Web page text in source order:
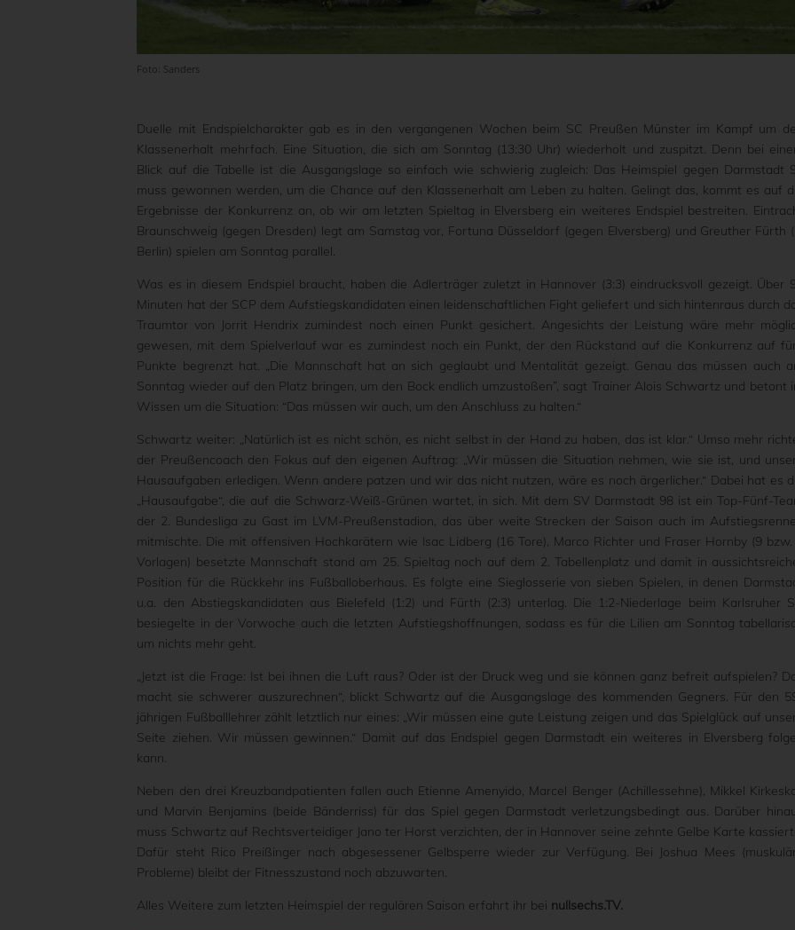
Foto: Sanders
Duelle mit Endspielcharakter gab es in den vergangenen Wochen beim SC Preußen Münster im Kampf um
Klassenerhalt mehrfach. Eine Situation, die sich am Sonntag (13:30 Uhr) wiederholt und zuspitzt. Denn bei
Blick auf die Tabelle ist die Ausgangslage so einfach wie schwierig zugleich: Das Heimspiel gegen Darmstadt
muss gewonnen werden, um die Chance auf den Klassenerhalt am Leben zu halten. Gelingt das, kommt es auf
Ergebnisse der Konkurrenz an, ob wir am letzten Spieltag in Elversberg ein weiteres Endspiel bestreiten.
Braunschweig (gegen Dresden) legt am Samstag vor, Fortuna Düsseldorf (gegen Elversberg) und Greuther Fürth
Berlin) spielen am Sonntag parallel.
Was es in diesem Endspiel braucht, haben die Adlerträger zuletzt in Hannover (3:3) eindrucksvoll gezeigt. Über
Minuten hat der SCP dem Aufstiegskandidaten einen leidenschaftlichen Fight geliefert und sich hintenraus durch
Traumtor von Jorrit Hendrix zumindest noch einen Punkt gesichert. Angesichts der Leistung wäre mehr
gewesen, mit dem Spielverlauf war es zumindest noch ein Punkt, der den Rückstand auf die Konkurrenz auf
Punkte begrenzt hat. „Die Mannschaft hat an sich geglaubt und Mentalität gezeigt. Genau das müssen auch
Sonntag wieder auf den Platz bringen, um den Bock endlich umzustoßen”, sagt Trainer Alois Schwartz und betont
Wissen um die Situation: “Das müssen wir auch, um den Anschluss zu halten.“
Schwartz weiter: „Natürlich ist es nicht schön, es nicht selbst in der Hand zu haben, das ist klar.“ Umso mehr
der Preußencoach den Fokus auf den eigenen Auftrag: „Wir müssen die Situation nehmen, wie sie ist, und
Hausaufgaben erledigen. Wenn andere patzen und wir das nicht nutzen, wäre es noch ärgerlicher.“ Dabei hat es
„Hausaufgabe“, die auf die Schwarz-Weiß-Grünen wartet, in sich. Mit dem SV Darmstadt 98 ist ein Top-Fünf-
der 2. Bundesliga zu Gast im LVM-Preußenstadion, das über weite Strecken der Saison auch im
mitmischte. Die mit offensiven Hochkarätern wie Isac Lidberg (16 Tore), Marco Richter und Fraser Hornby (9
Vorlagen) besetzte Mannschaft stand am 25. Spieltag noch auf dem 2. Tabellenplatz und damit in
Position für die Rückkehr ins Fußballoberhaus. Es folgte eine Sieglosserie von sieben Spielen, in denen
u.a. den Abstiegskandidaten aus Bielefeld (1:2) und Fürth (2:3) unterlag. Die 1:2-Niederlage beim Karlsruher
besiegelte in der Vorwoche auch die letzten Aufstiegshoffnungen, sodass es für die Lilien am Sonntag
um nichts mehr geht.
„Jetzt ist die Frage: Ist bei ihnen die Luft raus? Oder ist der Druck weg und sie können ganz befreit aufspielen?
macht sie schwerer auszurechnen“, blickt Schwartz auf die Ausgangslage des kommenden Gegners. Für den
jährigen Fußballlehrer zählt letztlich nur eines: „Wir müssen eine gute Leistung zeigen und das Spielglück auf
Seite ziehen. Wir müssen gewinnen.“ Damit auf das Endspiel gegen Darmstadt ein weiteres in Elversberg
kann.
Neben den drei Kreuzbandpatienten fallen auch Etienne Amenyido, Marcel Benger (Achillessehne), Mikkel
und Marvin Benjamins (beide Bänderriss) für das Spiel gegen Darmstadt verletzungsbedingt aus. Darüber
muss Schwartz auf Rechtsverteidiger Jano ter Horst verzichten, der in Hannover seine zehnte Gelbe Karte
Dafür steht Rico Preißinger nach abgesessener Gelbsperre wieder zur Verfügung. Bei Joshua Mees
Probleme) bleibt der Fitnesszustand noch abzuwarten.
Alles Weitere zum letzten Heimspiel der regulären Saison erfahrt ihr bei nullsechs.TV.